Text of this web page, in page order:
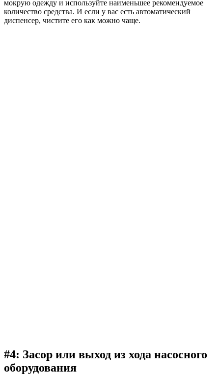
мокрую одежду и используйте наименьшее рекомендуемое
количество средства. И если у вас есть автоматический
диспенсер, чистите его как можно чаще.
#4: Засор или выход из хода насосного
оборудования